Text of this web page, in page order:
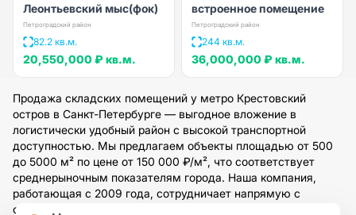
Леонтьевский мыс(фок)
Петроградский район
82.2 кв.м.
20,550,000 ₽ кв.м.
встроенное помещение
Петроградский район
244 кв.м.
36,000,000 ₽ кв.м.
Продажа складских помещений у метро Крестовский
остров в Санкт-Петербурге — выгодное вложение в
логистически удобный район с высокой транспортной
доступностью. Мы предлагаем объекты площадью от 500
до 5000 м² по цене от 150 000 ₽/м², что соответствует
среднерыночным показателям города. Наша компания,
работающая с 2009 года, сотрудничает напрямую с
собственниками и обеспечивает полное юридическое